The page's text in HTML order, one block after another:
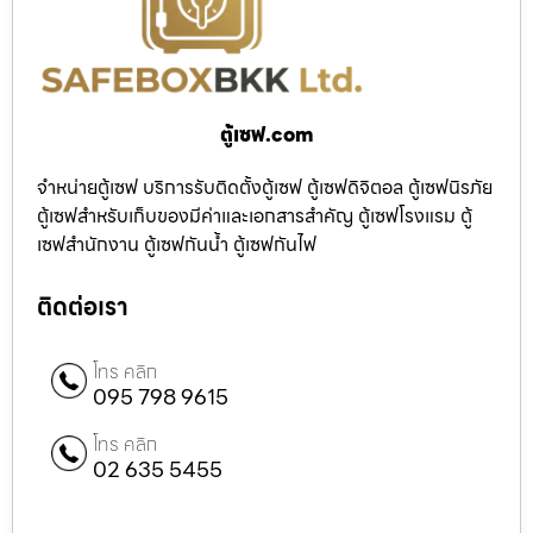
ตู้เซฟ.com
จำหน่ายตู้เซฟ บริการรับติดตั้งตู้เซฟ ตู้เซฟดิจิตอล ตู้เซฟนิรภัย
ตู้เซฟสำหรับเก็บของมีค่าและเอกสารสำคัญ ตู้เซฟโรงแรม ตู้
เซฟสำนักงาน ตู้เซฟกันน้ำ ตู้เซฟกันไฟ
ติดต่อเรา
โทร คลิก
095 798 9615
โทร คลิก
02 635 5455